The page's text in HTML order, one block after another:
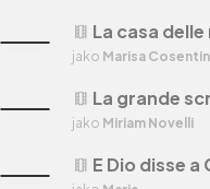
theaters E Dio disse a
theaters La casa
jako Marisa
theaters La grande
jako Miriam Novelli